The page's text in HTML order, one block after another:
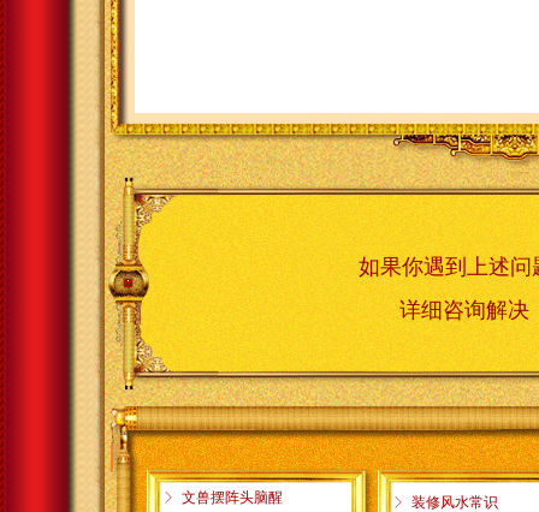
如果你遇到上述
详细咨询解
ꁕ 文兽摆阵头脑醒 ꁕ 装修风水常识